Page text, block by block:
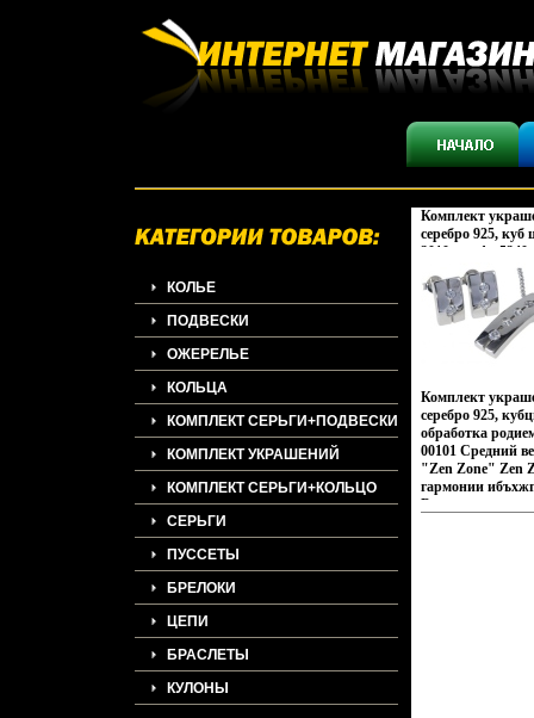
КОЛЬЕ
ПОДВЕСКИ
ОЖЕРЕЛЬЕ
КОЛЬЦА
КОМПЛЕКТ СЕРЬГИ+ПОДВЕСКИ
КОМПЛЕКТ УКРАШЕНИЙ
КОМПЛЕКТ СЕРЬГИ+КОЛЬЦО
СЕРЬГИ
ПУССЕТЫ
БРЕЛОКИ
ЦЕПИ
БРАСЛЕТЫ
КУЛОНЫ
Комплект
серебро 925, куб
2010 г инфо
Комплект
серебро 925,
обработка
00101 Средний
"Zen Zone" Zen
гармонии